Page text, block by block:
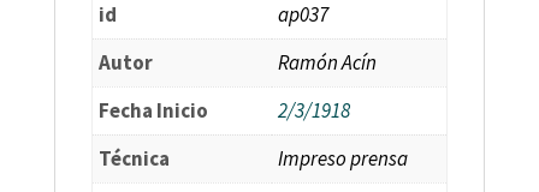
id
ap037
Autor
Ramón Acín
Fecha Inicio
2/3/1918
Técnica
Impreso prensa